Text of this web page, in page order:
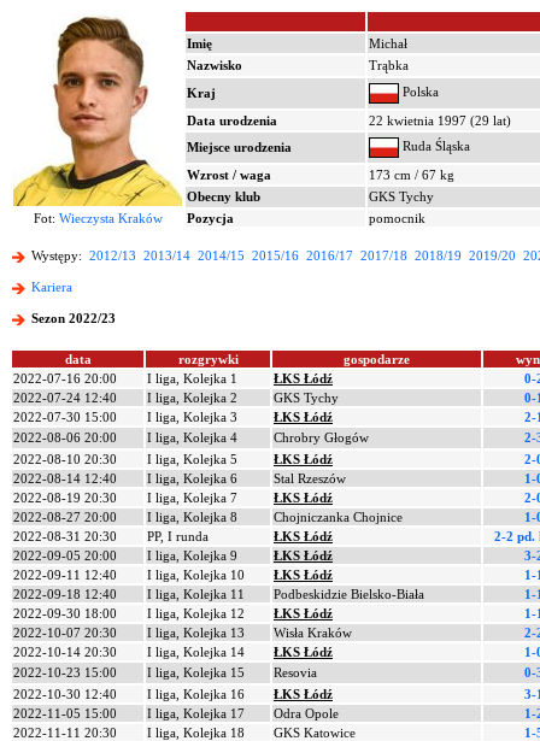
Imię
Michał
Nazwisko
Trąbka
Kraj
Polska
Data urodzenia
22 kwietnia 1997 (29 lat)
Miejsce urodzenia
Ruda Śląska
Wzrost / waga
173 cm / 67 kg
Obecny klub
GKS Tychy
Fot: Wieczysta Kraków Pozycja pomocnik
Występy: 2012/13 2013/14 2014/15 2015/16 2016/17 2017/18 2018/19 2019/20
Kariera
Sezon 2022/23
data rozgrywki gospodarze
2022-07-16 20:00
I liga, Kolejka 1 ŁKS Łódź
0-
2022-07-24 12:40
I liga, Kolejka 2 GKS Tychy
0-
2022-07-30 15:00
I liga, Kolejka 3 ŁKS Łódź
2-
2022-08-06 20:00
I liga, Kolejka 4 Chrobry Głogów
2-
2022-08-10 20:30
I liga, Kolejka 5 ŁKS Łódź
2-
2022-08-14 12:40
I liga, Kolejka 6 Stal Rzeszów
1-
2022-08-19 20:30
I liga, Kolejka 7 ŁKS Łódź
2-
2022-08-27 20:00
I liga, Kolejka 8 Chojniczanka Chojnice
1-
2022-08-31 20:30
PP, I runda ŁKS Łódź 2-2 pd.
2022-09-05 20:00
I liga, Kolejka 9 ŁKS Łódź
3-
2022-09-11 12:40
I liga, Kolejka 10 ŁKS Łódź
1-
2022-09-18 12:40
I liga, Kolejka 11 Podbeskidzie Bielsko-Biała
1-
2022-09-30 18:00
I liga, Kolejka 12 ŁKS Łódź
1-
2022-10-07 20:30
I liga, Kolejka 13 Wisła Kraków
2-
2022-10-14 20:30
I liga, Kolejka 14 ŁKS Łódź
1-
2022-10-23 15:00
I liga, Kolejka 15 Resovia
0-
2022-10-30 12:40
I liga, Kolejka 16 ŁKS Łódź
3-
2022-11-05 15:00
I liga, Kolejka 17 Odra Opole
1-
2022-11-11 20:30
I liga, Kolejka 18 GKS Katowice
1-